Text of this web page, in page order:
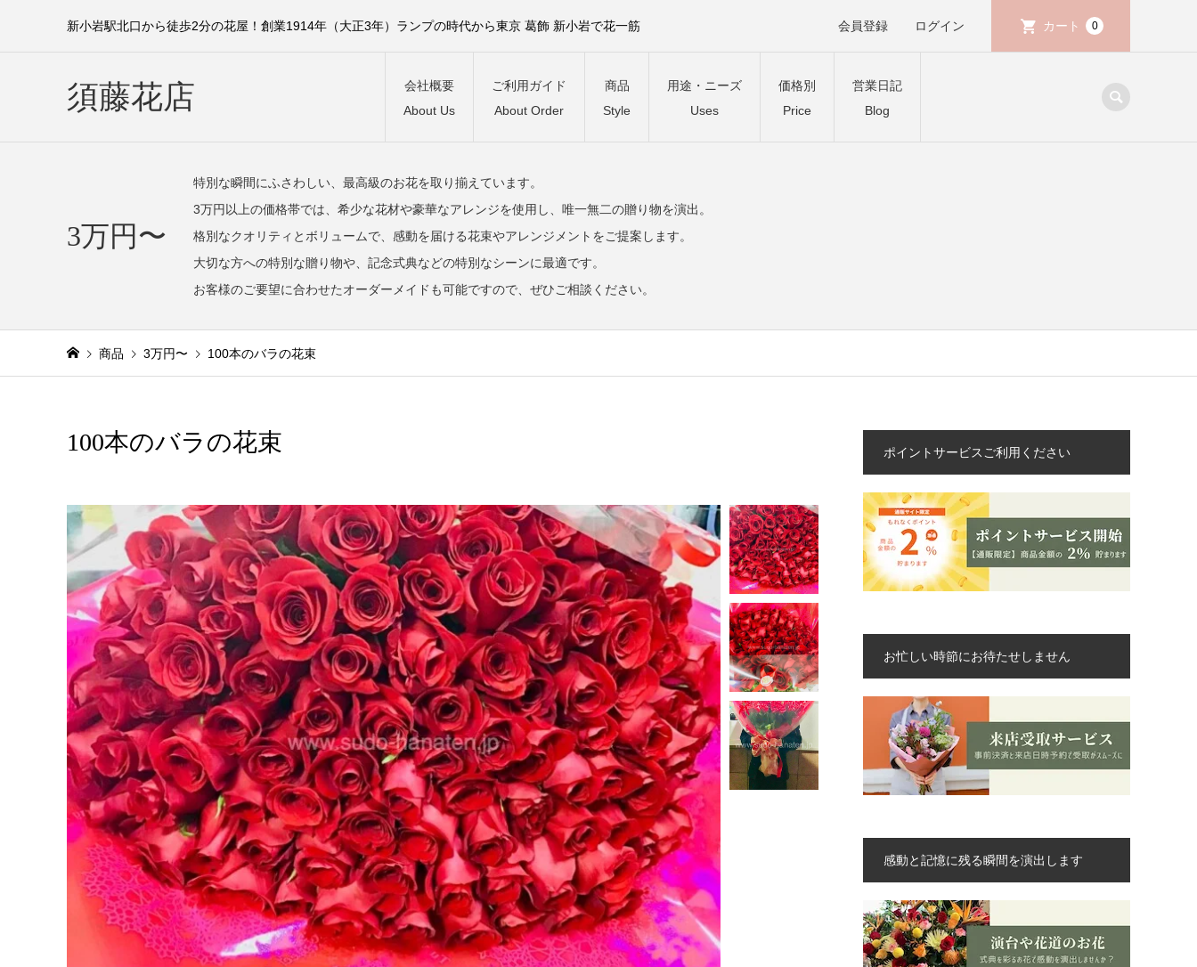
新小岩駅北口から徒歩2分の花屋！創業1914年（大正3年）ランプの時代から東京 葛飾 新小岩で花一筋 会員登録 ログイン カート 0
須藤花店
会社概要
About Us
ご利用ガイド
About Order
商品
Style
用途・ニーズ
Uses
価格別
Price
営業日記
Blog
3万円〜
特別な瞬間にふさわしい、最高級のお花を取り揃えています。
3万円以上の価格帯では、希少な花材や豪華なアレンジを使用し、唯一無二の贈り物を演出。
格別なクオリティとボリュームで、感動を届ける花束やアレンジメントをご提案します。
大切な方への特別な贈り物や、記念式典などの特別なシーンに最適です。
お客様のご要望に合わせたオーダーメイドも可能ですので、ぜひご相談ください。
商品 3万円〜 100本のバラの花束
100本のバラの花束 ポイントサービスご利用ください
お忙しい時節にお待たせしません
感動と記憶に残る瞬間を演出します